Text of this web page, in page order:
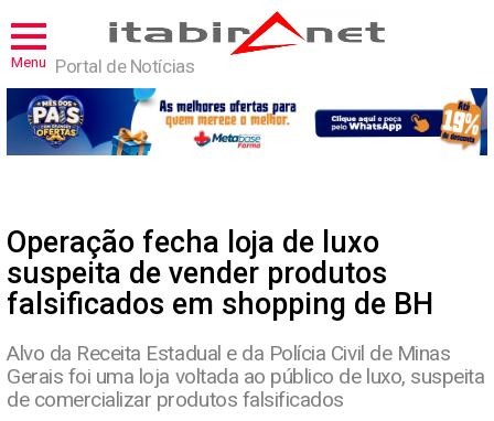
Menu Portal de Notícias
Operação fecha loja de luxo
suspeita de vender produtos
falsificados em shopping de BH
Alvo da Receita Estadual e da Polícia Civil de Minas
Gerais foi uma loja voltada ao público de luxo, suspeita
de comercializar produtos falsificados